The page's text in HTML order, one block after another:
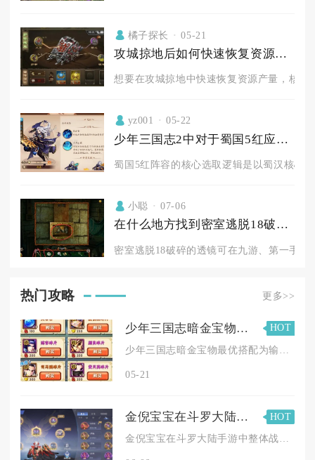
橘子探长 05-21
攻城掠地后如何快速恢复资源产量
想要在攻城掠地中快速恢复资源产量，核心
yz001 05-22
少年三国志2中对于蜀国5红应该怎样进行选取
蜀国5红阵容的核心选取逻辑是以蜀汉核心
小聪 07-06
在什么地方找到密室逃脱18破碎的透镜
密室逃脱18破碎的透镜可在九游、第一手
热门攻略 更多>>
少年三国志暗金宝物如何搭配更适合
HOT
05-21
金倪宝宝在斗罗大陆手游中的战斗力如何表现
HOT
金倪宝宝在斗罗大陆手游中整体战斗力处于中上游水准，适配多阵容...